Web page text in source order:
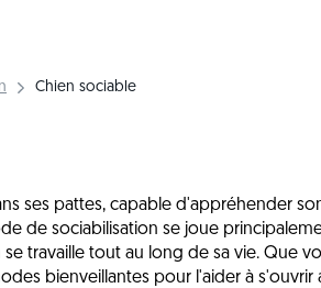
Chien sociable
ses pattes, capable d'appréhender
de sociabilisation se joue
travaille tout au long de sa vie. Que
bienveillantes pour l'aider à s'ouvrir